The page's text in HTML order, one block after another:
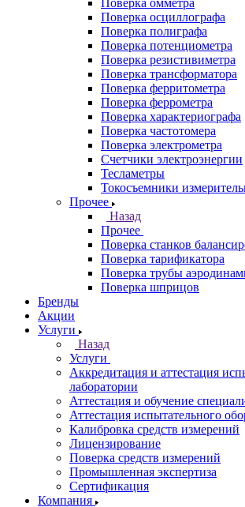
Поверка омметра
Поверка осциллографа
Поверка полиграфа
Поверка потенциометра
Поверка резистивиметра
Поверка трансформатора
Поверка ферритометра
Поверка феррометра
Поверка характериографа
Поверка частотомера
Поверка электрометра
Счетчики электроэнергии
Тесламетры
Токосъемники
Прочее
Назад
Прочее
Поверка станков
Поверка тарификатора
Поверка трубы
Поверка шприцов
Бренды
Акции
Услуги
Назад
Услуги
Аккредитация и аттестация
лаборатории
Аттестация и обучение
Аттестация испытательного
Калибровка средств измерений
Лицензирование
Поверка средств измерений
Промышленная экспертиза
Сертификация
Компания